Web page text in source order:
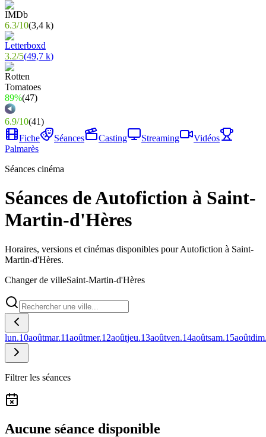
6.3/10(3,4 k)
3.2/5(49,7 k)
89%(47)
6.9/10(41)
Fiche
Séances Casting Streaming
Vidéos
Palmarès
Séances cinéma
Séances de Autofiction à Saint-
Martin-d'Hères
Horaires, versions et cinémas disponibles pour Autofiction à Saint-
Martin-d'Hères.
Changer de villeSaint-Martin-d'Hères
lun.10aoûtmar.11aoûtmer.12aoûtjeu.13aoûtven.14aoûtsam.15août
Filtrer les séances
Aucune séance disponible